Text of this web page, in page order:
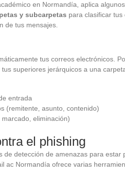
en Normandía, aplica
y subcarpetas para clasificar tus
de tus mensajes.
tus correos electrónicos.
superiores jerárquicos a una
entrada
(remitente, asunto, contenido)
eliminación)
el phishing
de detección de amenazas para estar
ac Normandía ofrece varias